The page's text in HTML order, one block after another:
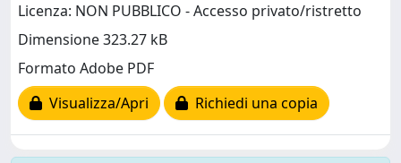
Licenza: NON PUBBLICO - Accesso privato/ristretto
Dimensione 323.27 kB
Formato Adobe PDF
Visualizza/Apri
Richiedi una copia